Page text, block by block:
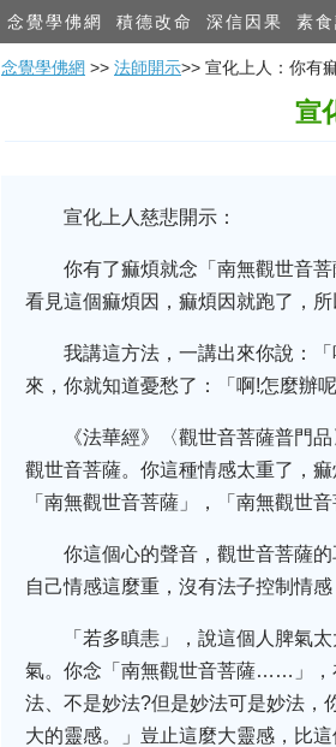
念覺學佛網 積德改命 深信因果 素
念覺學佛網 >> 法師開示>> 宣化上人：你有
宣
宣化上人慈悲開示：
你有了痲煩就念「南無觀世音
看見這個痲煩因，痲煩因就跑了，
我講這方法，一講出來你說：
來，你就知道憂愁了：「啊!怎麼辦
《法華經》〈觀世音菩薩普門
觀世音菩薩。你這種情感太重了，
「南無觀世音菩薩」，「南無觀世
你這個心的聲音，觀世音菩薩
自己情感這麼重，沒有法子控制情
「若多瞋恚」，說這個人脾氣
氣。你念「南無觀世音菩薩……」，
法、不是妙法?但是妙法可是妙法，
大的靈感。」豈止這麼大靈感，比